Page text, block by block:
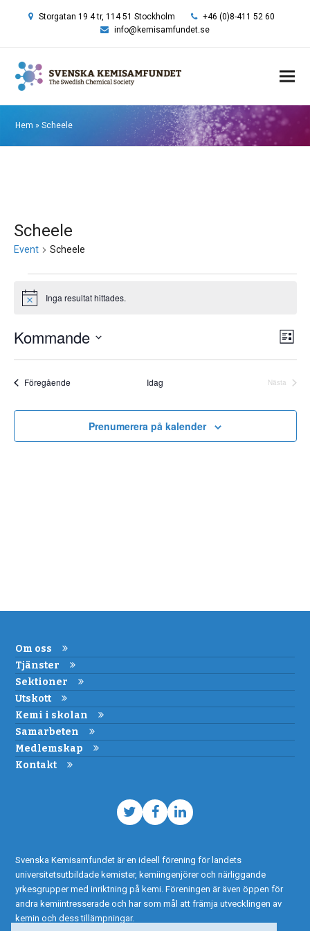
Storgatan 19 4 tr, 114 51 Stockholm
+46 (0)8-411 52 60
info@kemisamfundet.se
Hem »Scheele
Scheele
Event Scheele
Notis Inga resultat hittades.
Vy-
Lista
Kommande
FöregåendeEvent Idag
Nästa
Prenumerera på kalender
Om oss
Tjänster
Sektioner
Utskott
Kemi i skolan
Samarbeten
Medlemskap
Kontakt
TwitterFacebook
LinkedIn
Svenska Kemisamfundet är en ideell förening för landets
universitetsutbildade kemister, kemiingenjörer och närliggande
yrkesgrupper med inriktning på kemi. Föreningen är även öppen för
andra kemiintresserade och har som mål att främja utvecklingen av
kemin och dess tillämpningar.